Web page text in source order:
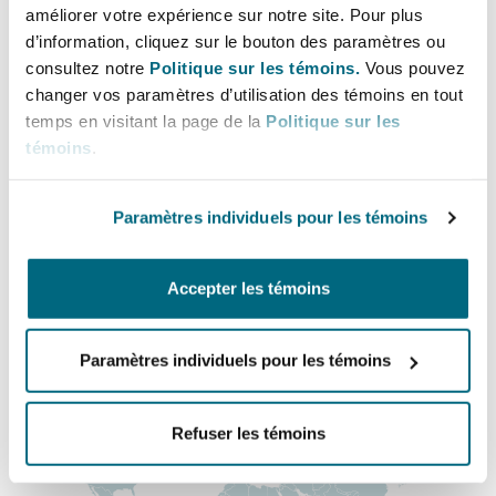
améliorer votre expérience sur notre site. Pour plus
d’information, cliquez sur le bouton des paramètres ou
consultez notre Politique sur les témoins. Vous pouvez
changer vos paramètres d’utilisation des témoins en tout
temps en visitant la page de la Politique sur les
témoins.
Paramètres individuels pour les témoins
Accepter les témoins
Paramètres individuels pour les témoins
Refuser les témoins
Entretien, réparation et
Droit aérien commercial
Droit réglementaire
Satellites et espace
Couverture d’assurance
Droit maritime
Responsabilité du fabricant
produits
Assurance biens
The St Botolph Building
+44 (0) 7909 925 767
andrew.blair@clydeco.com
Bureau principal
+44 333 3000 232
Régions couvertes